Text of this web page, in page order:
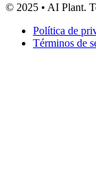
© 2025 • AI Plant.
Política de
Términos de